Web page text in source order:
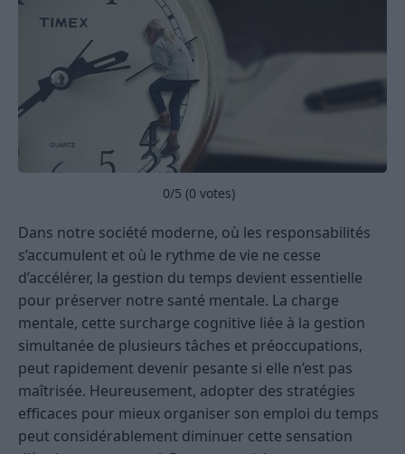
0/5 (0 votes)
Dans notre société moderne, où les responsabilités
s’accumulent et où le rythme de vie ne cesse
d’accélérer, la gestion du temps devient essentielle
pour préserver notre santé mentale. La charge
mentale, cette surcharge cognitive liée à la gestion
simultanée de plusieurs tâches et préoccupations,
peut rapidement devenir pesante si elle n’est pas
maîtrisée. Heureusement, adopter des stratégies
efficaces pour mieux organiser son emploi du temps
peut considérablement diminuer cette sensation